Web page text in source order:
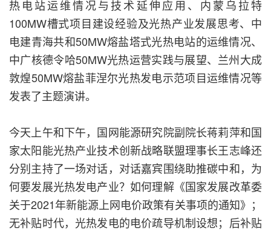
热电站运维情况与技术延伸应用、内蒙乌拉特
100MW槽式项目建设经验及光热产业发展思考、中
电建青海共和50MW熔盐塔式光热电站的运维情况、
中广核德令哈50MW光热运营实践与展望、兰州大成
敦煌50MW熔盐菲涅尔光热发电示范项目运维情况等
发表了主题演讲。
今天上午和下午，国网能源研究院副院长蒋莉萍和国
家太阳能光热产业技术创新战略联盟理事长王志峰还
分别主持了一场对话，对话嘉宾围绕助推碳中和，为
何要发展光热发电产业？如何理解《国家发展改革委
关于2021年新能源上网电价政策有关事项的通知》；
无补贴时代，光热发电的电价疏导机制设想；后补贴